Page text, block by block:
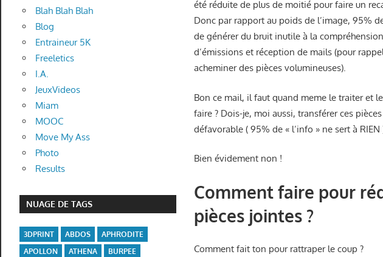
été réduite de plus de moitié pour faire un
Donc par rapport au poids de l’image, 95%
de générer du bruit inutile à la
d’émissions et réception de mails (pour
acheminer des pièces volumineuses).
Bon ce mail, il faut quand meme le traiter et
faire ? Dois-je, moi aussi, transférer ces
défavorable ( 95% de « l’info » ne sert à RIEN
Bien évidement non !
Comment faire pour
pièces jointes ?
Comment fait ton pour rattraper le coup ?
Blah Blah Blah
Blog
Entraineur 5K
Freeletics
I.A.
JeuxVideos
Miam
MOOC
Move My Ass
Photo
Results
NUAGE DE TAGS
3DPRINT ABDOS
APHRODITE
APOLLON
ATHENA
BURPEE